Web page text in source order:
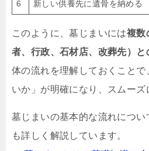
6 新しい供養先に遺骨を納める
このように、墓じまいには複数
者、行政、石材店、改葬先）と
体の流れを理解しておくこと
いか」が明確になり、スムーズ
墓じまいの基本的な流れにつ
も詳しく解説しています。